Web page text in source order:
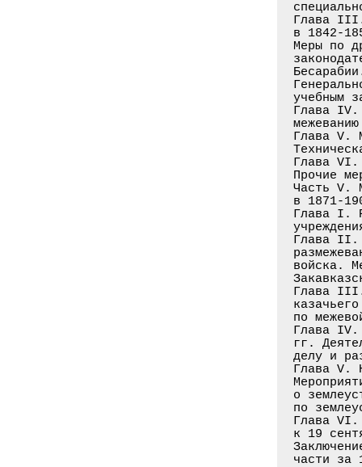
Глава III.
в 1842-
Меры по
учебным
Глава IV.
Глава V.
Глава VI.
Прочие
Часть V.
в 1871-
Глава I.
Глава II.
войска.
Глава III.
по
Глава IV.
гг.
делу и
Глава V.
о
по
Глава VI.
к 19
части